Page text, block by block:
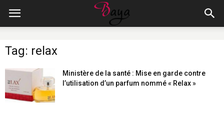
Tag: relax
Ministère de la santé : Mise en garde contre
l’utilisation d’un parfum nommé « Relax »